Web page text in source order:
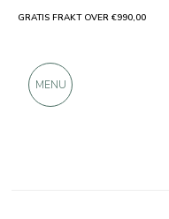
GRATIS FRAKT OVER €990,00
MENU